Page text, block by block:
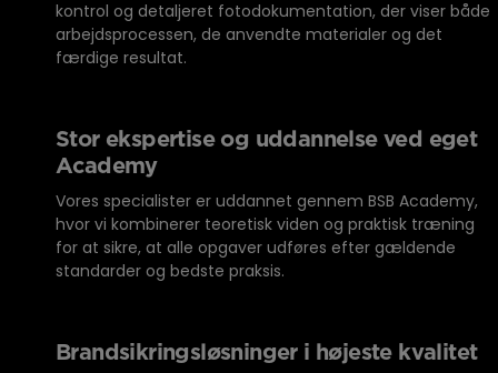
kontrol og detaljeret fotodokumentation, der viser både
arbejdsprocessen, de anvendte materialer og det
færdige resultat.
Stor ekspertise og uddannelse ved eget
Academy
Vores specialister er uddannet gennem BSB Academy,
hvor vi kombinerer teoretisk viden og praktisk træning
for at sikre, at alle opgaver udføres efter gældende
standarder og bedste praksis.
Brandsikringsløsninger i højeste kvalitet